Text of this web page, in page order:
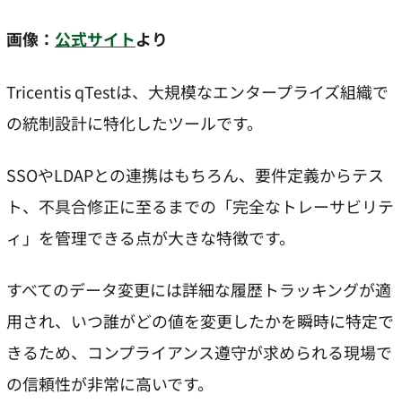
画像： 公式サイトより
Tricentis qTestは、大規模なエンタープライズ組織で
の統制設計に特化したツールです。
SSOやLDAPとの連携はもちろん、要件定義からテス
ト、不具合修正に至るまでの「完全なトレーサビリテ
ィ」を管理できる点が大きな特徴です。
すべてのデータ変更には詳細な履歴トラッキングが適
用され、いつ誰がどの値を変更したかを瞬時に特定で
きるため、コンプライアンス遵守が求められる現場で
の信頼性が非常に高いです。